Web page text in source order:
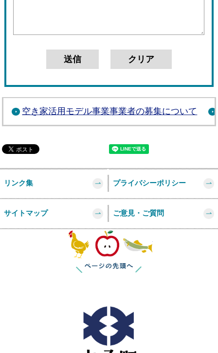
空き家活用モデル事業事業者の募集について
リンク集 プライバシーポリシー
サイトマップ ご意見・ご質問